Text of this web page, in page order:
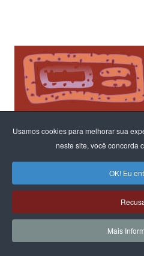
Usamos cookies para melhorar sua
neste site, você concorda
OK! Eu
Mais